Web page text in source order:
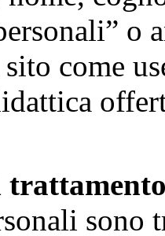
o
sito come
sono